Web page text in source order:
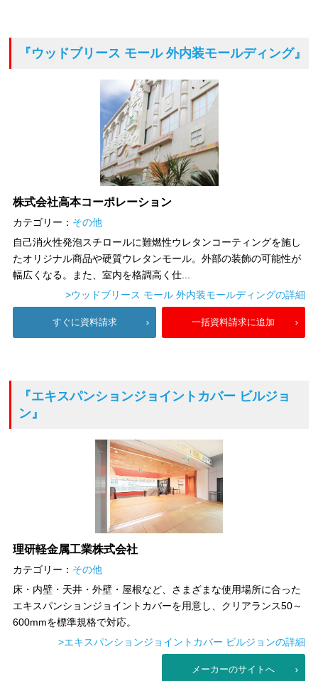
『ウッドブリース モール 外内装モールディング』
株式会社高本コーポレーション
カテゴリー： その他
自己消火性発泡スチロールに難燃性ウレタンコーティングを施し
たオリジナル商品や硬質ウレタンモール。外部の装飾の可能性が
幅広くなる。また、室内を格調高く仕...
>ウッドブリース モール 外内装モールディングの詳細
すぐに資料請求 一括資料請求に追加
『エキスパンションジョイントカバー ビルジョ
ン』
理研軽金属工業株式会社
カテゴリー： その他
床・内壁・天井・外壁・屋根など、さまざまな使用場所に合った
エキスパンションジョイントカバーを用意し、クリアランス50～
600mmを標準規格で対応。
>エキスパンションジョイントカバー ビルジョンの詳細
メーカーのサイトへ